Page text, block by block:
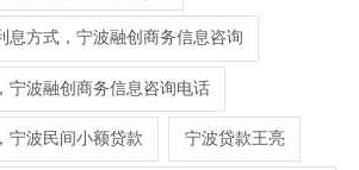
息方式，宁波融创商务信息咨询
宁波融创商务信息咨询电话
宁波民间小额贷款 宁波贷款王亮